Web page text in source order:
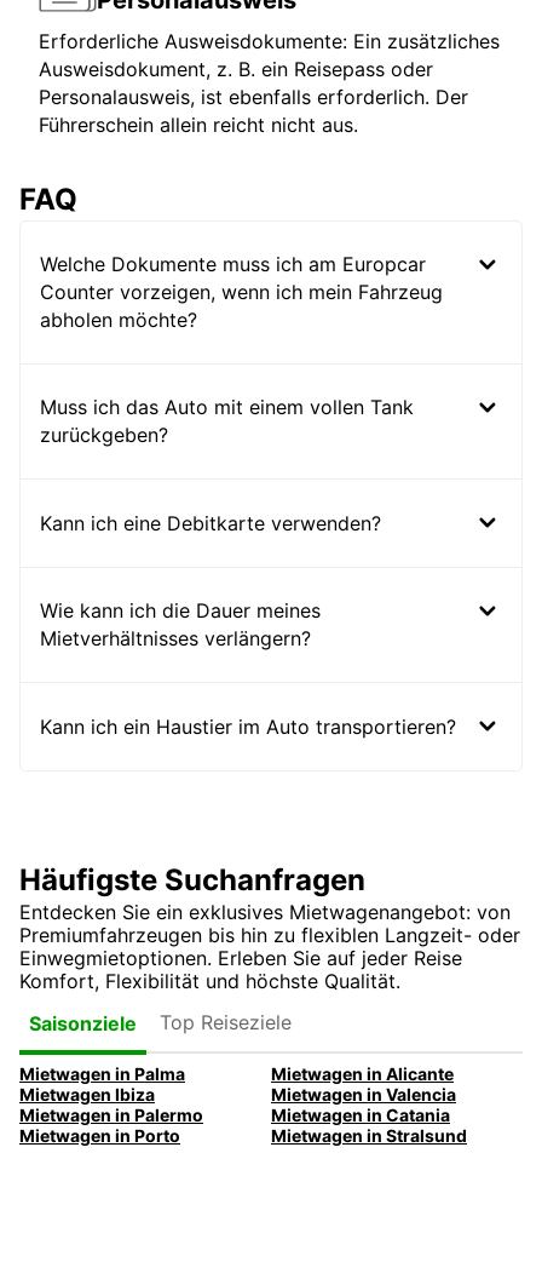
Erforderliche Ausweisdokumente: Ein zusätzliches
Ausweisdokument, z. B. ein Reisepass oder
Personalausweis, ist ebenfalls erforderlich. Der
Führerschein allein reicht nicht aus.
FAQ
Welche Dokumente muss ich am Europcar
Counter vorzeigen, wenn ich mein Fahrzeug
abholen möchte?
Muss ich das Auto mit einem vollen Tank
zurückgeben?
Kann ich eine Debitkarte verwenden?
Wie kann ich die Dauer meines
Mietverhältnisses verlängern?
Kann ich ein Haustier im Auto transportieren?
Häufigste Suchanfragen
Entdecken Sie ein exklusives Mietwagenangebot: von
Premiumfahrzeugen bis hin zu flexiblen Langzeit- oder
Einwegmietoptionen. Erleben Sie auf jeder Reise
Komfort, Flexibilität und höchste Qualität.
Saisonziele
Top Reiseziele
Mietwagen in Palma
Mietwagen in Alicante
Mietwagen Ibiza
Mietwagen in Valencia
Mietwagen in Palermo
Mietwagen in Catania
Mietwagen in Porto
Mietwagen in Stralsund